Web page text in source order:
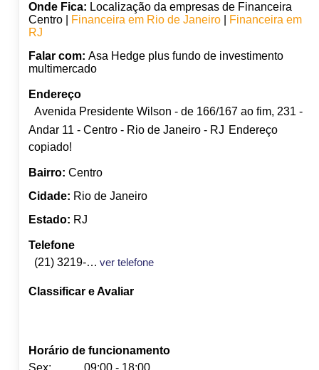
Onde Fica: Localização da empresas de Financeira
Centro |
Financeira em Rio de Janeiro|
Financeira em
RJ
Falar com: Asa Hedge plus fundo de investimento
multimercado
Endereço
Avenida Presidente Wilson - de 166/167 ao fim, 231 -
Andar 11 - Centro - Rio de Janeiro - RJ Endereço
copiado!
Bairro: Centro
Cidade: Rio de Janeiro
Estado: RJ
Telefone
(21) 3219-2600
ver telefone
Classificar e Avaliar
Horário de funcionamento